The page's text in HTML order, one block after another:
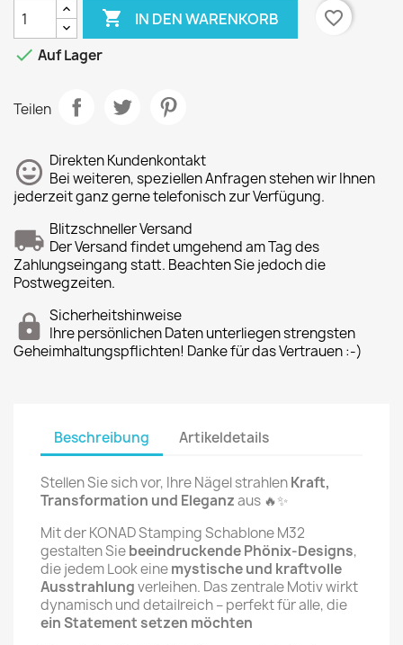
 IN DEN WARENKORB
favorite_border
 Auf Lager
Teilen
Direkten Kundenkontakt
Bei weiteren, speziellen Anfragen stehen wir Ihnen
jederzeit ganz gerne telefonisch zur Verfügung.
Blitzschneller Versand
Der Versand findet umgehend am Tag des
Zahlungseingang statt. Beachten Sie jedoch die
Postwegzeiten.
Sicherheitshinweise
Ihre persönlichen Daten unterliegen strengsten
Geheimhaltungspflichten! Danke für das Vertrauen :-)
Beschreibung Artikeldetails
Stellen Sie sich vor, Ihre Nägel strahlenKraft,
Transformation und Eleganzaus 🔥✨
Mit der KONAD Stamping Schablone M32
gestalten Siebeeindruckende Phönix-Designs,
die jedem Look einemystische und kraftvolle
Ausstrahlungverleihen. Das zentrale Motiv wirkt
dynamisch und detailreich – perfekt für alle, die
ein Statement setzen möchten